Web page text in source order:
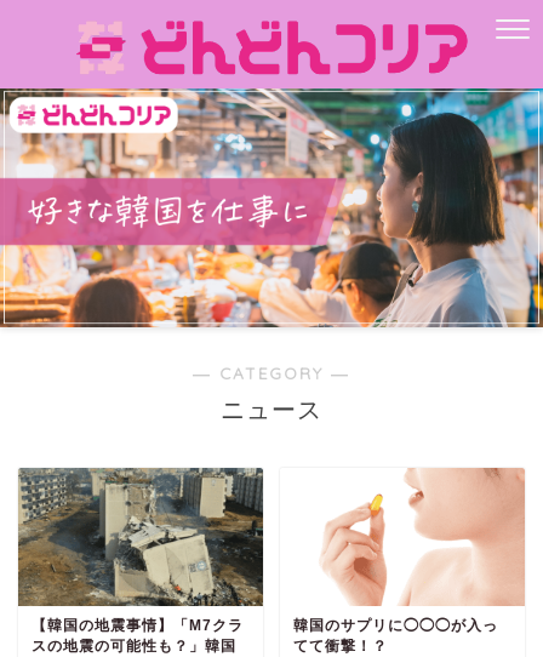
― CATEGORY ―
ニュース
【韓国の地震事情】「M7クラ
スの地震の可能性も？」韓国
韓国のサプリに◯◯◯が入っ
てて衝撃！？